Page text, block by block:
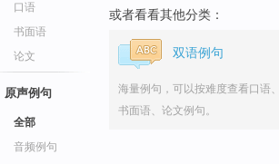
口语
书面语
论文
原声例句
全部
音频例句
或者看看其他分类：
双语例句
海量例句，可以按难度查看口语、
书面语、论文例句。